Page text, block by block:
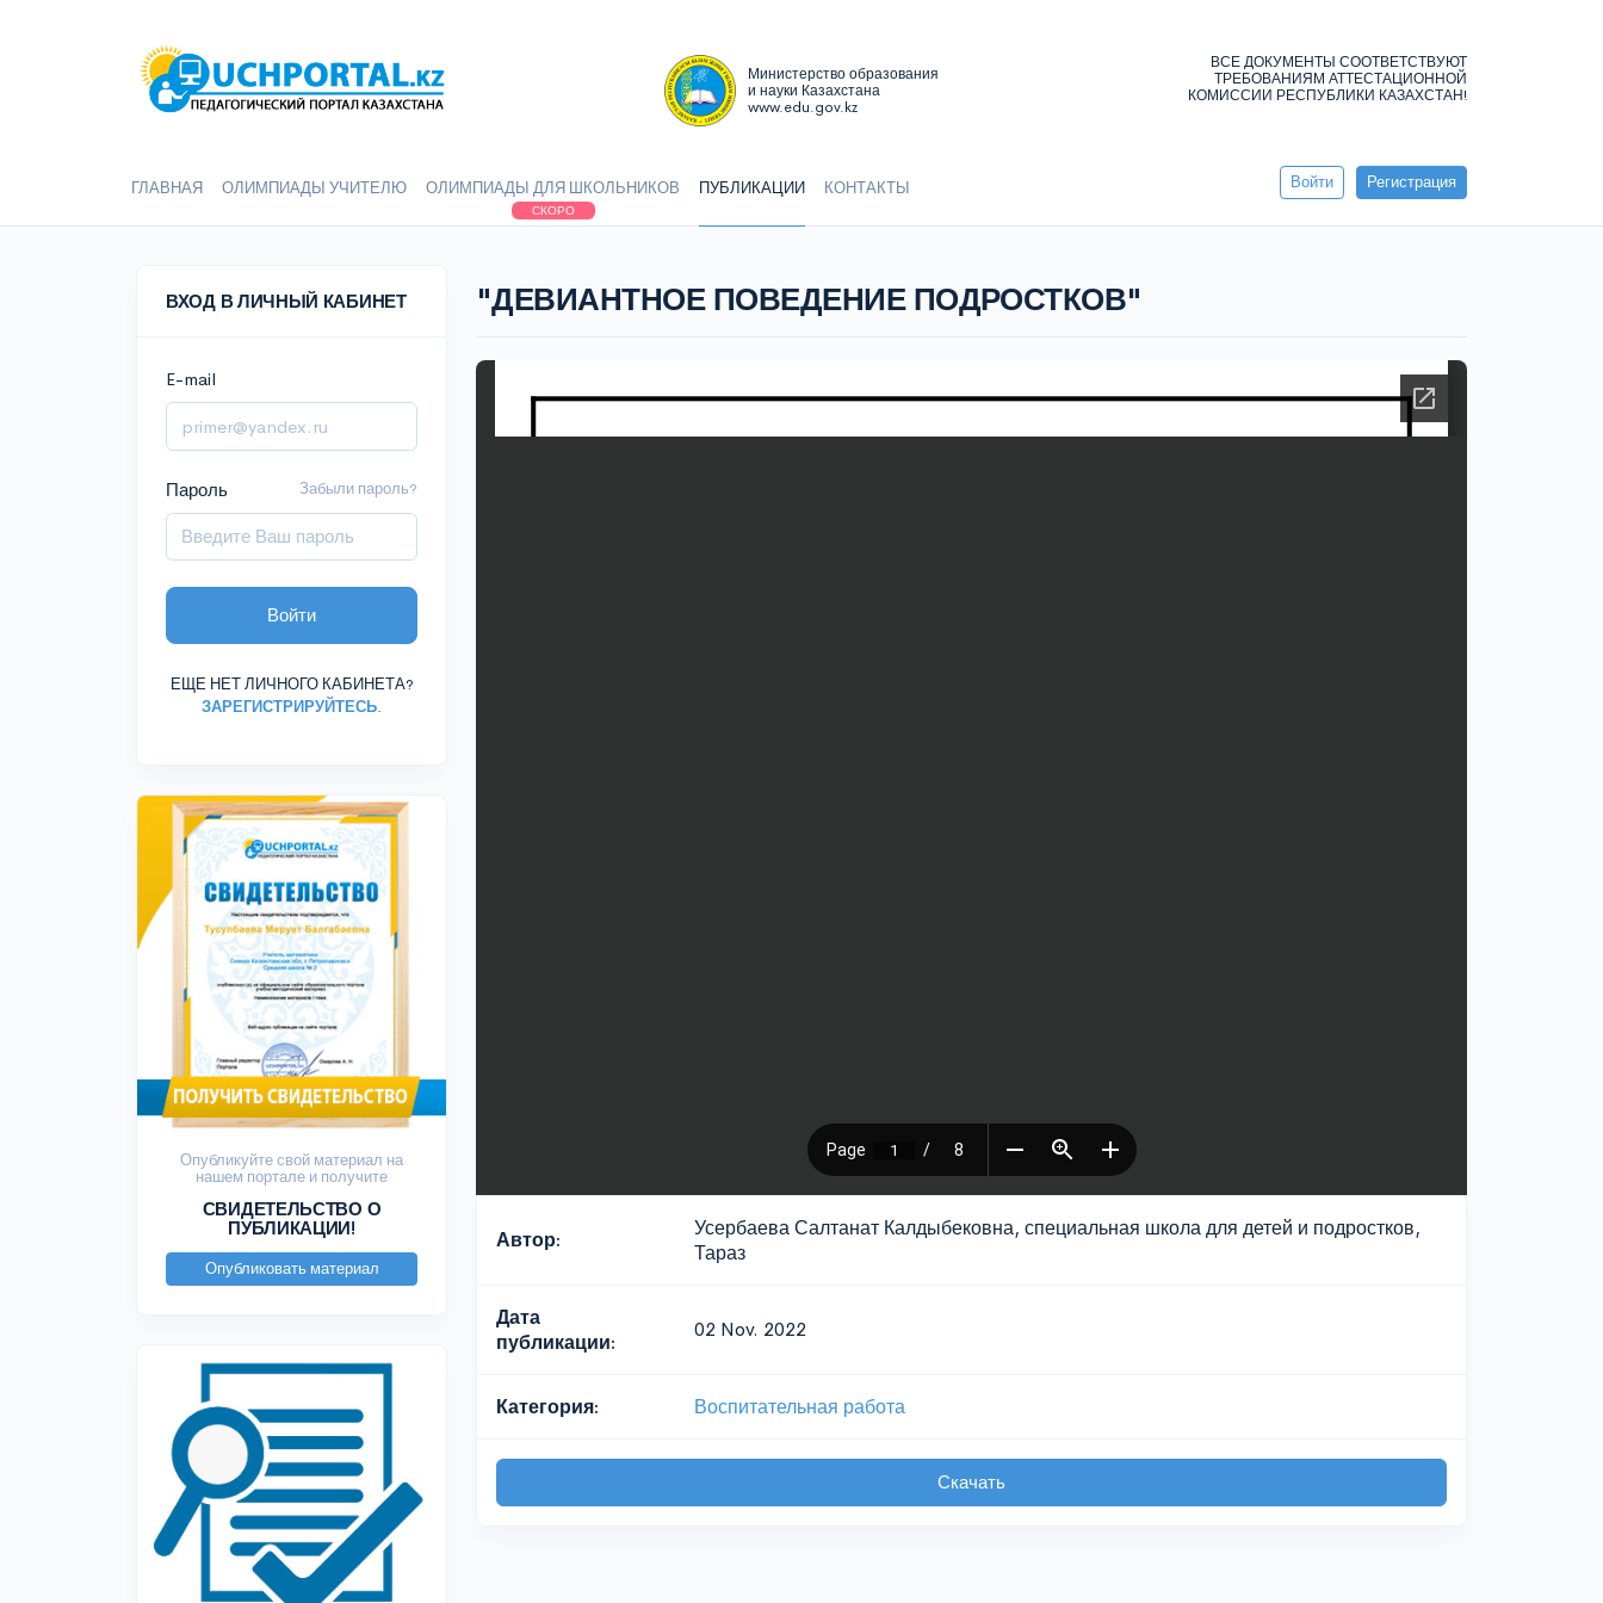
Министерство образования
и науки Казахстана
www.edu.gov.kz
ВСЕ ДОКУМЕНТЫ СООТВЕТСТВУЮТ
ТРЕБОВАНИЯМ АТТЕСТАЦИОННОЙ
КОМИССИИ РЕСПУБЛИКИ КАЗАХСТАН!
Войти Регистрация
ГЛАВНАЯ ОЛИМПИАДЫ УЧИТЕЛЮ ОЛИМПИАДЫ ДЛЯ ШКОЛЬНИКОВ
СКОРО
ПУБЛИКАЦИИ КОНТАКТЫ
ВХОД В ЛИЧНЫЙ КАБИНЕТ
E-mail
Пароль Забыли пароль?
Войти
ЕЩЕ НЕТ ЛИЧНОГО КАБИНЕТА?
ЗАРЕГИСТРИРУЙТЕСЬ.
Опубликуйте свой материал на
нашем портале и получите
СВИДЕТЕЛЬСТВО О
ПУБЛИКАЦИИ!
Опубликовать материал
"ДЕВИАНТНОЕ ПОВЕДЕНИЕ ПОДРОСТКОВ"
Автор:
Усербаева Салтанат Калдыбековна, специальная школа для детей и подростков,
Тараз
Дата
публикации:
02 Nov. 2022
Категория: Воспитательная работа
Скачать